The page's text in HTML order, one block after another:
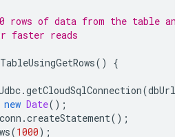
rows of data from the table
faster reads
()
{
.getCloudSqlConnection(dbUrl
new Date();
conn .createStatement();
(1000);